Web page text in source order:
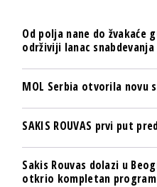
Od polja nane do žvakaće
održiviji lanac snabdevanja
MOL Serbia otvorila novu
SAKIS ROUVAS prvi put
Sakis Rouvas dolazi u
otkrio kompletan program